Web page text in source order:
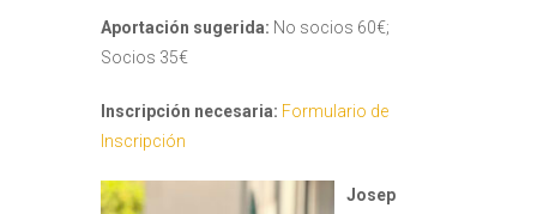
Aportación sugerida: No socios 60€;
Socios 35€
Inscripción necesaria: Formulario de
Inscripción
Josep